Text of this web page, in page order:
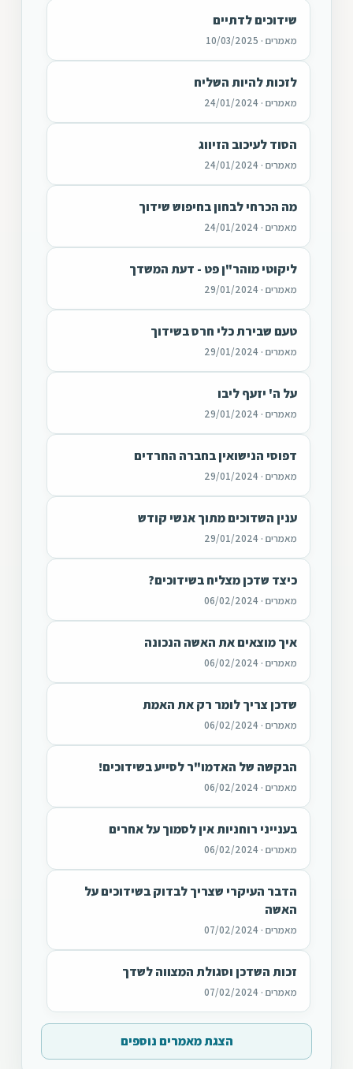
שידוכים לדתיים
מאמרים · 10/03/2025
לזכות להיות השליח
מאמרים · 24/01/2024
הסוד לעיכוב הזיווג
מאמרים · 24/01/2024
מה הכרחי לבחון בחיפוש שידוך
מאמרים · 24/01/2024
ליקוטי מוהר"ן פט - דעת המשדך
מאמרים · 29/01/2024
טעם שבירת כלי חרס בשידוך
מאמרים · 29/01/2024
על ה' יזעף ליבו
מאמרים · 29/01/2024
דפוסי הנישואין בחברה החרדים
מאמרים · 29/01/2024
ענין השדוכים מתוך אנשי קודש
מאמרים · 29/01/2024
כיצד שדכן מצליח בשידוכים?
מאמרים · 06/02/2024
איך מוצאים את האשה הנכונה
מאמרים · 06/02/2024
שדכן צריך לומר רק את האמת
מאמרים · 06/02/2024
הבקשה של האדמו"ר לסייע בשידוכים!
מאמרים · 06/02/2024
בענייני רוחניות אין לסמוך על אחרים
מאמרים · 06/02/2024
הדבר העיקרי שצריך לבדוק בשידוכים על
האשה
מאמרים · 07/02/2024
זכות השדכן וסגולת המצווה לשדך
מאמרים · 07/02/2024
הצגת מאמרים נוספים